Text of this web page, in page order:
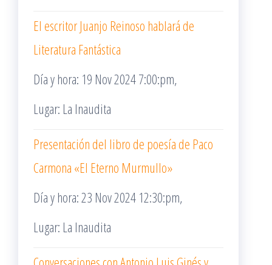
El escritor Juanjo Reinoso hablará de
Literatura Fantástica
Día y hora: 19 Nov 2024 7:00:pm,
Lugar: La Inaudita
Presentación del libro de poesía de Paco
Carmona «El Eterno Murmullo»
Día y hora: 23 Nov 2024 12:30:pm,
Lugar: La Inaudita